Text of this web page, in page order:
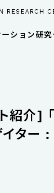
RESEARCH
ション研究
紹介]
イター